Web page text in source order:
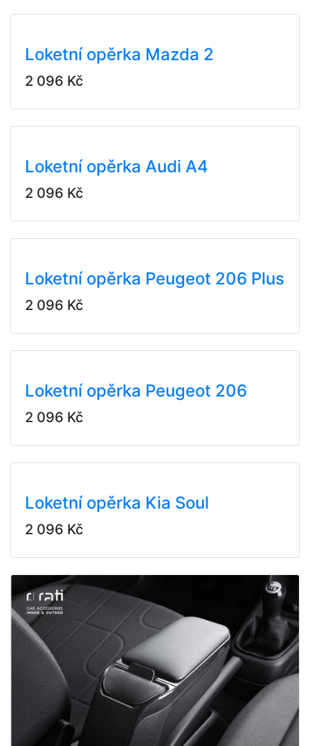
Loketní opěrka Mazda 2
2 096 Kč
Loketní opěrka Audi A4
2 096 Kč
Loketní opěrka Peugeot 206 Plus
2 096 Kč
Loketní opěrka Peugeot 206
2 096 Kč
Loketní opěrka Kia Soul
2 096 Kč